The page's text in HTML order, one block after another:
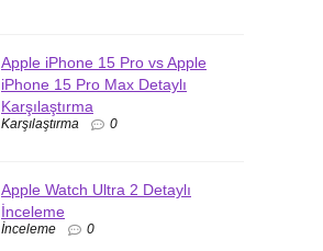
Apple iPhone 15 Pro vs Apple
iPhone 15 Pro Max Detaylı
Karşılaştırma
Karşılaştırma 0
Apple Watch Ultra 2 Detaylı
İnceleme
İnceleme 0